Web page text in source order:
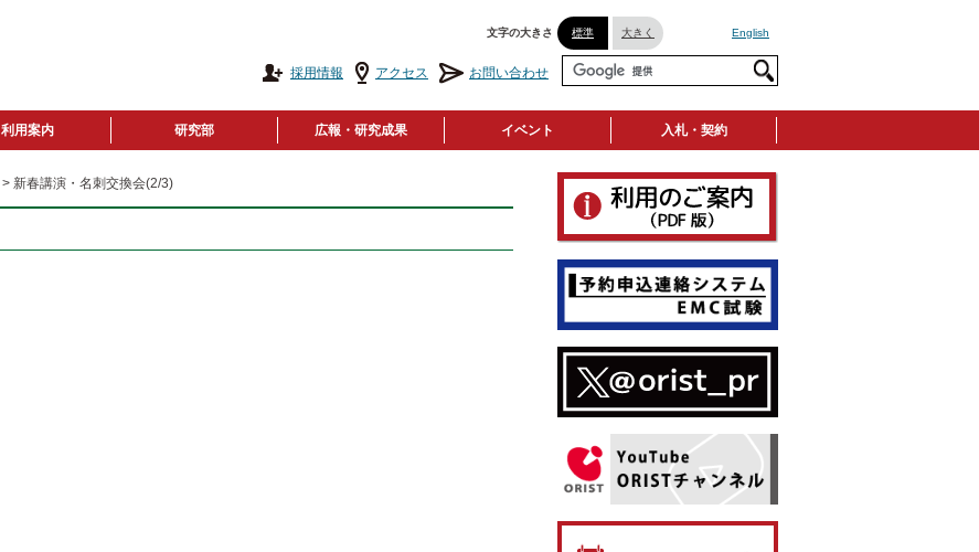
標準 大きく English
文字の大きさ
採用情報 アクセス お問い合わせ
利用案内 研究部 広報・研究成果 イベント 入札・契約
> 新春講演・名刺交換会(2/3)